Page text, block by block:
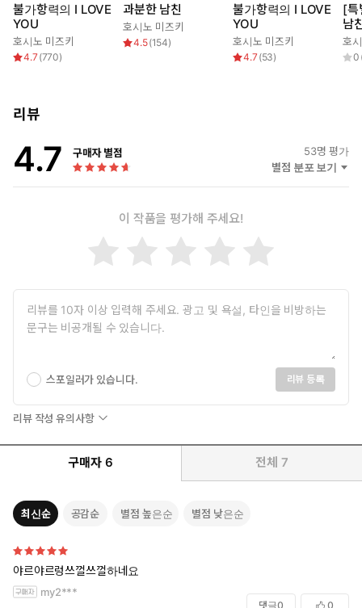
불가항력의 I LOVE
YOU
호시노 미즈키
4.7 (770)
과분한 남친
호시노 미즈키
4.5(154)
불가항력의 I LOVE
YOU
호시노 미즈키
4.7 (53)
[특
남
호
0
리뷰
4.7 구매자 별점 53명 평가
별점 분포 보기
이 작품을 평가해 주세요!
스포일러가 있습니다. 리뷰 등록
리뷰 작성 유의사항
구매자 6 전체 7
최신순 공감순 별점 높은순 별점 낮은순
야르야르렁쓰껄쓰껄하네요
my2***
댓글0 0